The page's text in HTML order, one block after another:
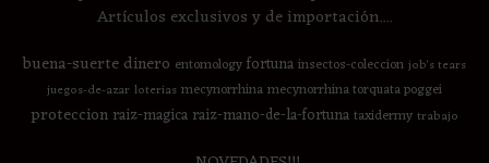
Artículos exclusivos y de importación....
buena-suertedinero entomologyfortunainsectos-coleccion job's tears
juegos-de-azar loterias mecynorrhinamecynorrhina torquata poggei
proteccion raiz-magica raiz-mano-de-la-fortunataxidermy trabajo